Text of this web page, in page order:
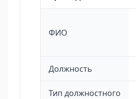
ФИО
Должность
Тип должностного